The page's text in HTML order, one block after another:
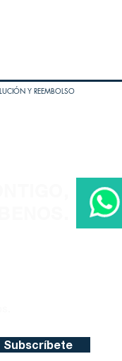
Y REEMBOLSO
Subscríbete